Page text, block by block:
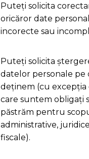
Puteți solicita
oricăror date
incorecte sau
Puteți solicita
datelor personale pe
deținem (cu excepția
care suntem obligați
păstrăm pentru
administrative,
fiscale).